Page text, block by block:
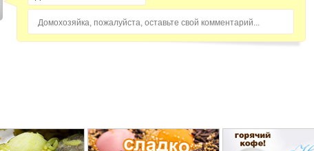
Домохозяйка, пожалуйста, оставьте свой комментарий...